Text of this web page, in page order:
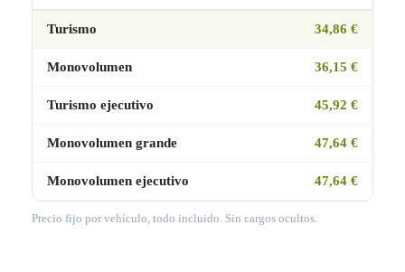
Turismo 34,86 €
Monovolumen 36,15 €
Turismo ejecutivo 45,92 €
Monovolumen grande 47,64 €
Monovolumen ejecutivo 47,64 €
Precio fijo por vehículo, todo incluido. Sin cargos ocultos.